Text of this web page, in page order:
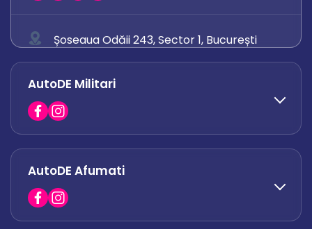
Șoseaua Odăii 243, Sector 1, București
0758 671 921
0742 444 194
office.odaii@autode.ro
AutoDE Militari
0758 338 428
office.militari@autode.ro
AutoDE Afumati